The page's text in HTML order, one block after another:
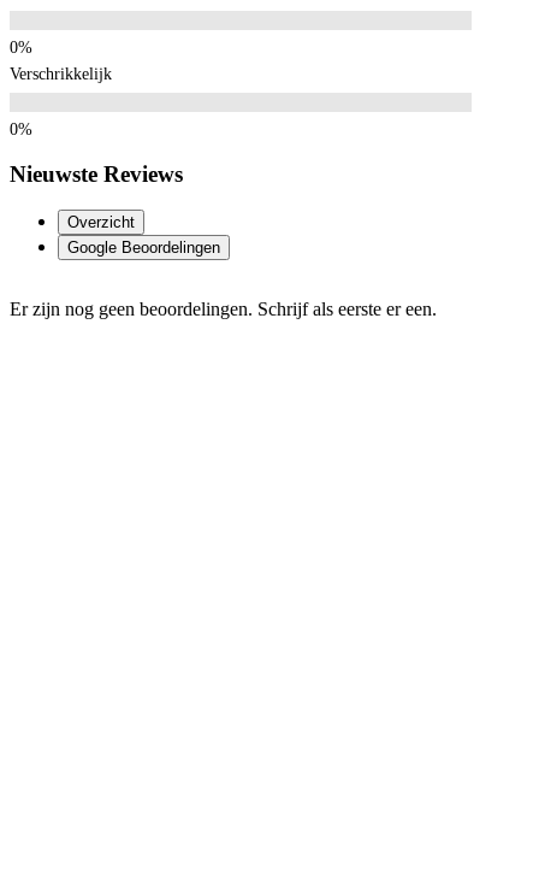
Verschrikkelijk
Nieuwste Reviews
Overzicht
Google Beoordelingen
Er zijn nog geen beoordelingen. Schrijf als eerste er een.